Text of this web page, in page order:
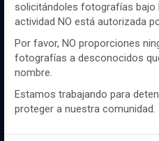
Distribuidor y
mercado, marcas
experiencia como
Igualmente, utilizamos cookies
la navegación que realizas y
gustos y preferencias.
Puedesconfigurary aceptar el
Para obtener más información
cookies.
Configurar
solicitándoles fotografías bajo
actividad NO está autorizada
Por favor, NO proporciones
fotografías a desconocidos
nombre.
Estamos trabajando para
proteger a nuestra comunidad.